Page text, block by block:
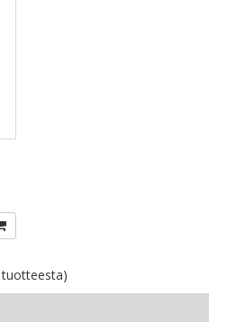
tuotteesta)